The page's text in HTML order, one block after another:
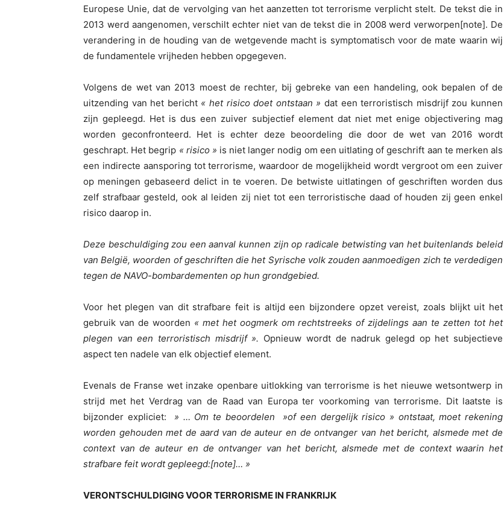
Europese Unie, dat de vervolging van het aanzetten tot terrorisme verplicht stelt. De tekst die in
2013 werd aangenomen, verschilt echter niet van de tekst die in 2008 werd verworpen[note]. De
verandering in de houding van de wetgevende macht is symptomatisch voor de mate waarin wij
de fundamentele vrijheden hebben opgegeven.
Volgens de wet van 2013 moest de rechter, bij gebreke van een handeling, ook bepalen of de
uitzending van het bericht « het risico doet ontstaan »dat een terroristisch misdrijf zou kunnen
zijn gepleegd. Het is dus een zuiver subjectief element dat niet met enige objectivering mag
worden geconfronteerd. Het is echter deze beoordeling die door de wet van 2016 wordt
geschrapt. Het begrip « risico » is niet langer nodig om een uitlating of geschrift aan te merken als
een indirecte aansporing tot terrorisme, waardoor de mogelijkheid wordt vergroot om een zuiver
op meningen gebaseerd delict in te voeren. De betwiste uitlatingen of geschriften worden dus
zelf strafbaar gesteld, ook al leiden zij niet tot een terroristische daad of houden zij geen enkel
risico daarop in.
Deze beschuldiging zou een aanval kunnen zijn op radicale betwisting van het buitenlands beleid
van België, woorden of geschriften die het Syrische volk zouden aanmoedigen zich te verdedigen
tegen de NAVO-bombardementen op hun grondgebied.
Voor het plegen van dit strafbare feit is altijd een bijzondere opzet vereist, zoals blijkt uit het
gebruik van de woorden « met het oogmerk om rechtstreeks of zijdelings aan te zetten tot het
plegen van een terroristisch misdrijf ». Opnieuw wordt de nadruk gelegd op het subjectieve
aspect ten nadele van elk objectief element.
Evenals de Franse wet inzake openbare uitlokking van terrorisme is het nieuwe wetsontwerp in
strijd met het Verdrag van de Raad van Europa ter voorkoming van terrorisme. Dit laatste is
bijzonder expliciet:
» … Om te beoordelen »of een dergelijk risico » ontstaat, moet rekening
worden gehouden met de aard van de auteur en de ontvanger van het bericht, alsmede met de
context van de auteur en de ontvanger van het bericht, alsmede met de context waarin het
strafbare feit wordt gepleegd:[note]… »
VERONTSCHULDIGING VOOR TERRORISME IN FRANKRIJK